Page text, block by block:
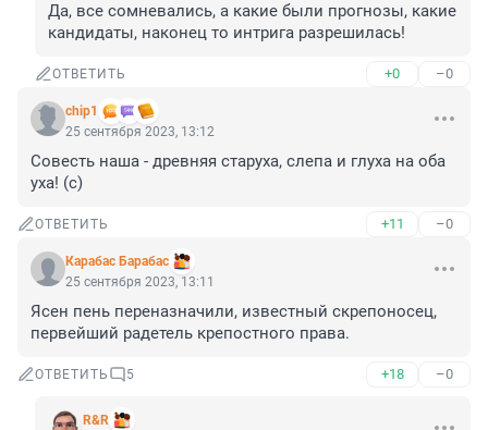
Да, все сомневались, а какие были прогнозы, какие
кандидаты, наконец то интрига разрешилась!
ОТВЕТИТЬ +0 –0
chip1
25 сентября 2023, 13:12
Совесть наша - древняя старуха, слепа и глуха на оба
уха! (с)
ОТВЕТИТЬ +11 –0
Карабас Барабас
25 сентября 2023, 13:11
Ясен пень переназначили, известный скрепоносец,
первейший радетель крепостного права.
ОТВЕТИТЬ 5 +18 –0
R&R